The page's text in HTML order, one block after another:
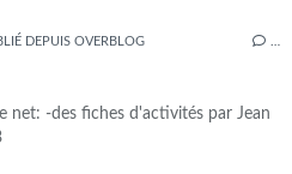
DEPUIS OVERBLOG
net: -des fiches d'activités par Jean